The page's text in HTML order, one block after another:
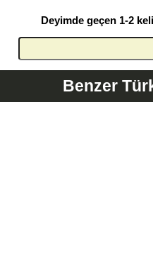
Deyimde geçen 1-2
Benzer